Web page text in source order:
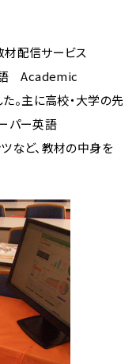
材配信サービス
語 Academic
た。主に高校・大学の先
ーパー英語
など、教材の中身を